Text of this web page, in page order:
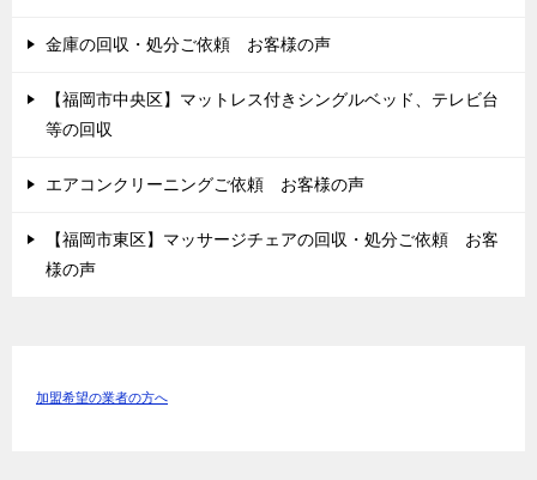
金庫の回収・処分ご依頼 お客様の声
【福岡市中央区】マットレス付きシングルベッド、テレビ台
等の回収
エアコンクリーニングご依頼 お客様の声
【福岡市東区】マッサージチェアの回収・処分ご依頼 お客
様の声
加盟希望の業者の方へ